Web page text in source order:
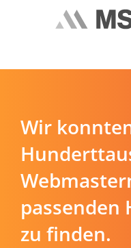
Wir
passenden
zu finden.